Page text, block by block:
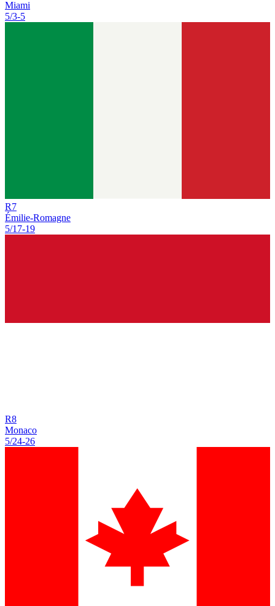
Miami
5/3-5
R7
Émilie-Romagne
5/17-19
R8
Monaco
5/24-26